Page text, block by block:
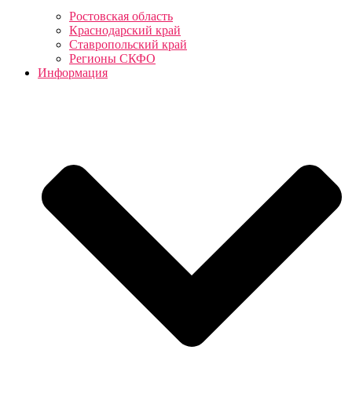
Ростовская область
Краснодарский край
Ставропольский край
Регионы СКФО
Информация